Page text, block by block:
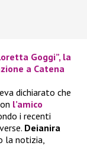
Goggi”, la
a Catena
dichiarato che
l’amico
i recenti
Deianira
la notizia,